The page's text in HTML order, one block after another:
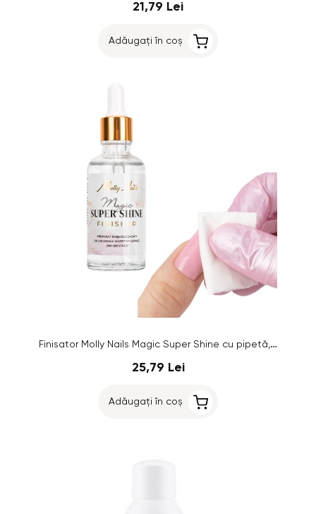
21,79 Lei
Adăugați în coș
Finisator Molly Nails Magic Super Shine cu pipetă, 50 ml
25,79 Lei
Adăugați în coș